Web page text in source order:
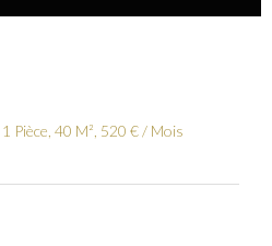
Pièce, 40 M², 520 € / Mois